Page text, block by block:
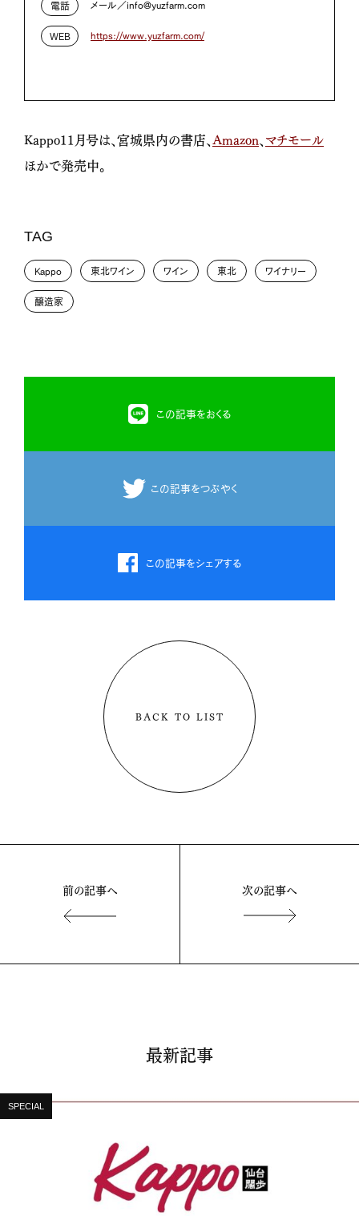
電話 メール／info@yuzfarm.com
WEB https://www.yuzfarm.com/
Kappo11月号は、宮城県内の書店、Amazon、マチモール
ほかで発売中。
TAG
Kappo 東北ワイン ワイン 東北 ワイナリー
醸造家
この記事をおくる
この記事をつぶやく
この記事をシェアする
BACK TO LIST
前の記事へ 次の記事へ
最新記事
SPECIAL